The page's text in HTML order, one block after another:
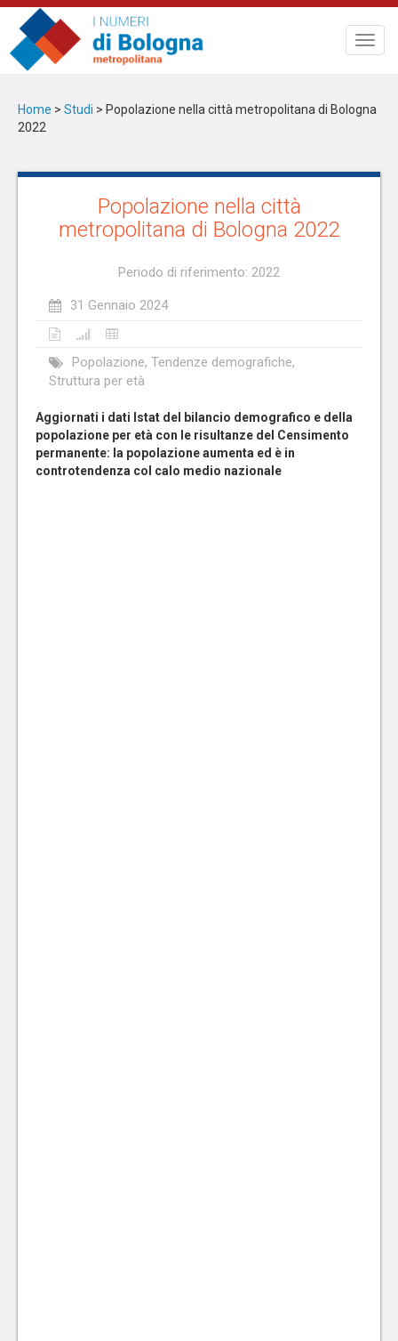
Salta
contenuto
principale
Home > Studi > Popolazione nella città metropolitana di Bologna
2022
Popolazione nella città
metropolitana di Bologna 2022
Periodo di riferimento: 2022
31 Gennaio 2024
Popolazione, Tendenze demografiche,
Struttura per età
Aggiornati i dati Istat del bilancio demografico e della
popolazione per età con le risultanze del Censimento
permanente: la popolazione aumenta ed è in
controtendenza col calo medio nazionale